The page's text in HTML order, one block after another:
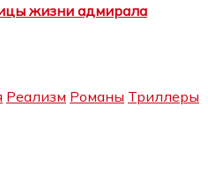
жизни адмирала
Реализм Романы Триллеры